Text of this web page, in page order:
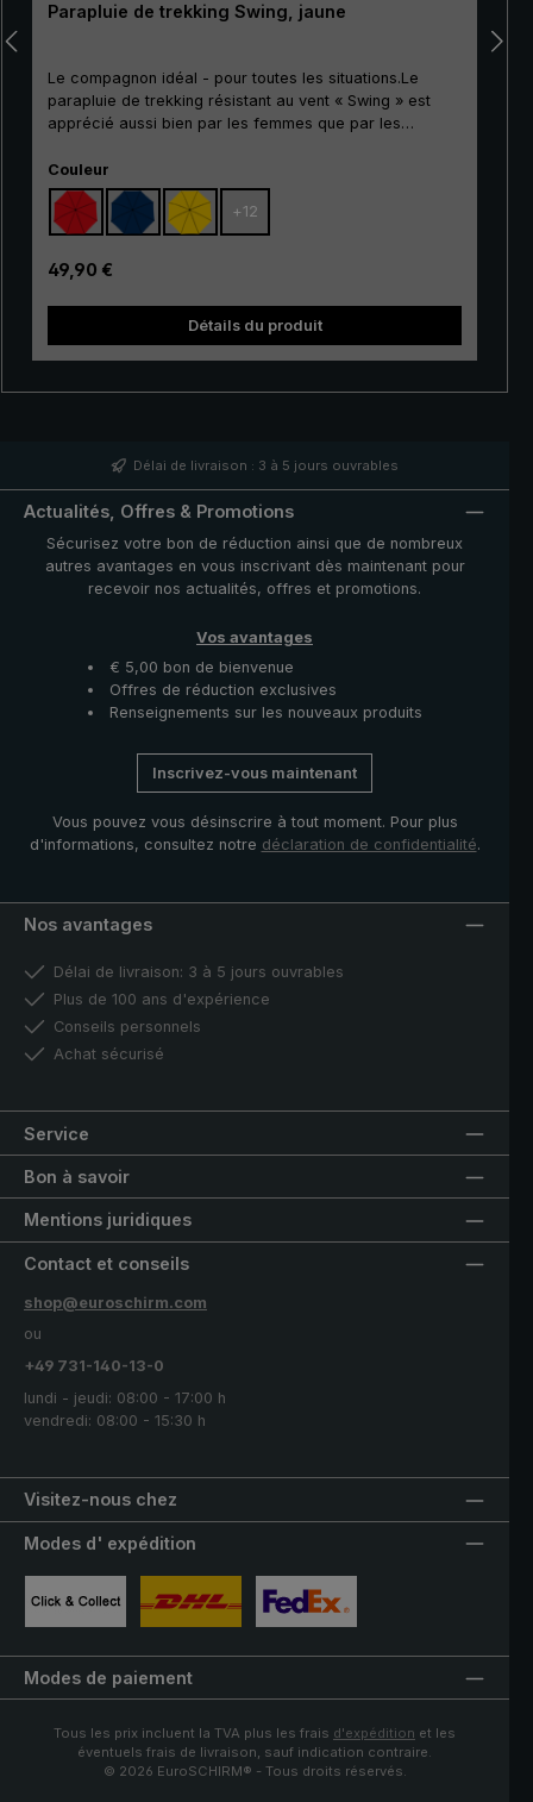
Parapluie de trekking Swing, jaune
Le compagnon idéal - pour toutes les situations.Le
parapluie de trekking résistant au vent « Swing » est
apprécié aussi bien par les femmes que par les
son bon rapport qualité-prix, ce classique convient
particulièrement bien comme modèle d'entrée de
gamme. Ses baleines à 100 % en fibre de verre sont
très flexible et se distinguent par leur excellente
stabilité et leur finition haut de gamme. Grâce à
l'utilisation de matériaux innovants, le « Swing » est en
outre très léger et peut donc être porté
confortablement à la main. Qu'il s'agisse d'une courte
averse ou d'une pluie persistante, le très populaire
fiable même dans des conditions météorologiques
Sélectionnez
Couleur
+ 12
Prix régulier :
49,90 €
Détails du produit
Délai de livraison : 3 à 5 jours ouvrables
Actualités, Offres & Promotions
Sécurisez votre bon de réduction ainsi que de nombreux
autres avantages en vous inscrivant dès maintenant pour
recevoir nos actualités, offres et promotions.
Vos avantages
€ 5,00 bon de bienvenue
Offres de réduction exclusives
Renseignements sur les nouveaux produits
Inscrivez-vous maintenant
Vous pouvez vous désinscrire à tout moment. Pour plus
d'informations, consultez notre déclaration de confidentialité.
Nos avantages
Délai de livraison: 3 à 5 jours ouvrables
Plus de 100 ans d'expérience
Conseils personnels
Achat sécurisé
Service
Bon à savoir
Mentions juridiques
Visitez-nous chez
Contact et conseils
shop@euroschirm.com
ou
+49 731-140-13-0
lundi - jeudi: 08:00 - 17:00 h
vendredi: 08:00 - 15:30 h
Modes d' expédition
Modes de paiement
Tous les prix incluent la TVA plus les frais d'expédition et les
éventuels frais de livraison, sauf indication contraire.
© 2026 EuroSCHIRM® - Tous droits réservés.